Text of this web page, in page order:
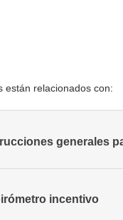
están relacionados con:
incentivo